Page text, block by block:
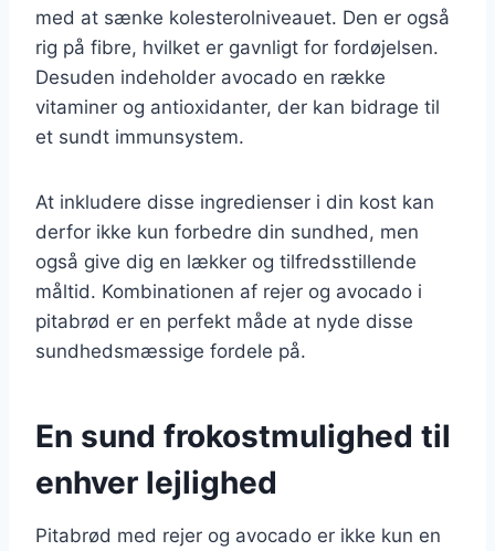
med at sænke kolesterolniveauet. Den er også
rig på fibre, hvilket er gavnligt for fordøjelsen.
Desuden indeholder avocado en række
vitaminer og antioxidanter, der kan bidrage til
et sundt immunsystem.
At inkludere disse ingredienser i din kost kan
derfor ikke kun forbedre din sundhed, men
også give dig en lækker og tilfredsstillende
måltid. Kombinationen af rejer og avocado i
pitabrød er en perfekt måde at nyde disse
sundhedsmæssige fordele på.
En sund frokostmulighed til
enhver lejlighed
Pitabrød med rejer og avocado er ikke kun en